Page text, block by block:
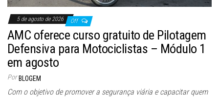
5 de agosto de 2026 Off
AMC oferece curso gratuito de Pilotagem
Defensiva para Motociclistas – Módulo 1
em agosto
Por BLOGEM
Com o objetivo de promover a segurança viária e capacitar quem